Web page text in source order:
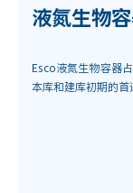
液氮生物
Esco液氮生物容器
本库和建库初期的首